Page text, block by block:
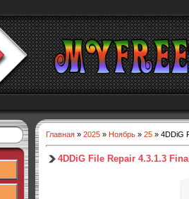
Главная » 2025 » Ноябрь » 25 » 4DDiG
4DDiG File Repair 4.3.1.3